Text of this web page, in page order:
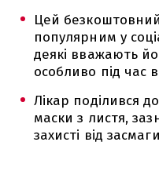
Цей
популярним у
деякі вважають
особливо під час
Лікар поділився
маски з листя,
захисті від